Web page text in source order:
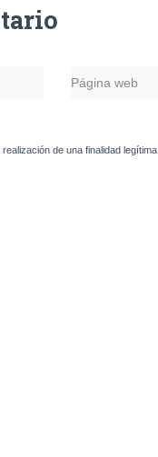
Página web
de una finalidad legítima.